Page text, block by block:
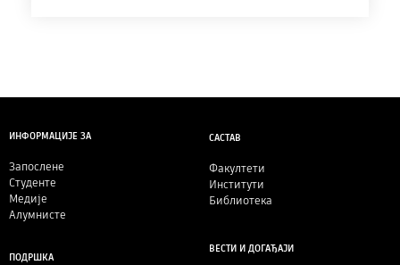
ИНФОРМАЦИЈЕ ЗА
Запослене
Студенте
Медије
Алумнисте
САСТАВ
Факултети
Институти
Библиотека
ПОДРШКА
ВЕСТИ И ДОГАЂАЈИ